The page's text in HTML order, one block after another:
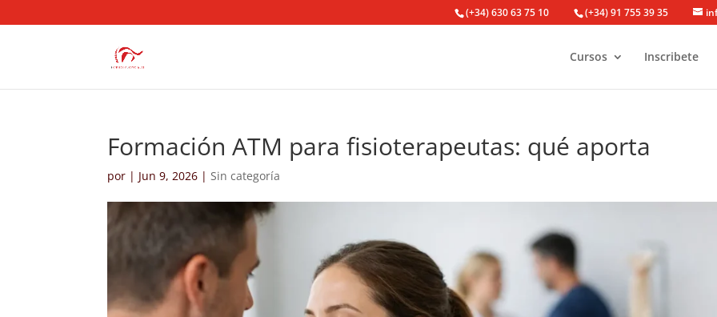
(+34) 630 63 75 10 (+34) 91 755 39 35
Cursos Inscribete
Formación ATM para fisioterapeutas: qué aporta
por | Jun 9, 2026 |Sin categoría